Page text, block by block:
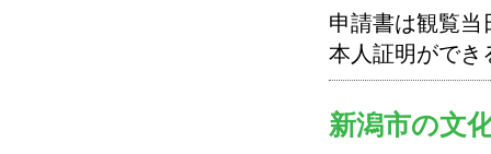
申請書は観覧当
本人証明ができ
新潟市の文